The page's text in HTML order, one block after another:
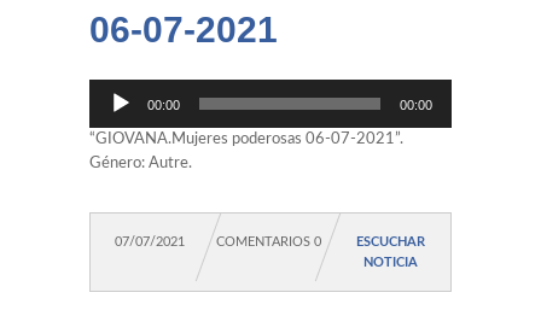
06-07-2021
Reproductor
audio
00:00 00:00
“GIOVANA.Mujeres poderosas 06-07-2021”.
Género: Autre.
07/07/2021 COMENTARIOS 0
ESCUCHAR
NOTICIA